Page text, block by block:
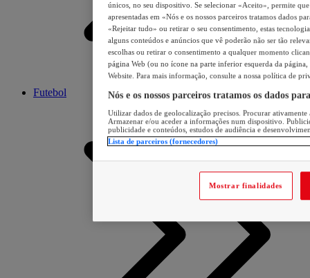
Futebol
únicos, no seu dispositivo. Se selecionar «Aceito», permite
apresentadas em «Nós e os nossos parceiros tratamos dados
«Rejeitar tudo» ou retirar o seu consentimento, estas
alguns conteúdos e anúncios que vê poderão não ser tão
escolhas ou retirar o consentimento a qualquer momento
página Web (ou no ícone na parte inferior esquerda da página,
Website. Para mais informação, consulte a nossa política de
Nós e os nossos parceiros tratamos os dados
Utilizar dados de geolocalização precisos. Procurar
Armazenar e/ou aceder a informações num dispositivo.
publicidade e conteúdos, estudos de audiência e
Lista de parceiros (fornecedores)
Mostrar finalidades